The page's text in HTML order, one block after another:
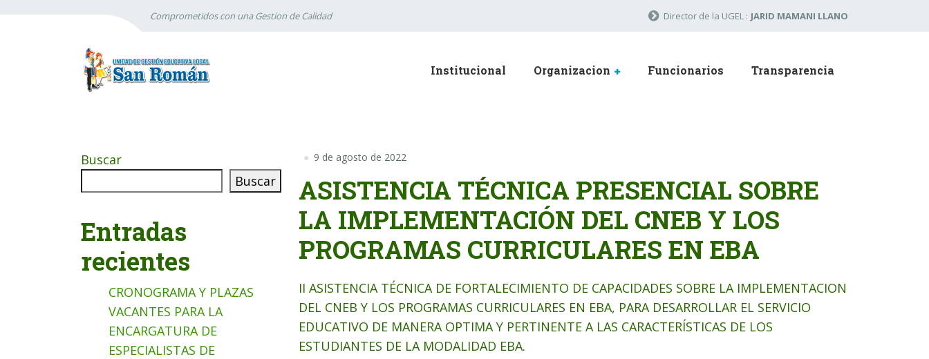
Comprometidos con una Gestion de Calidad Director de la UGEL : JARID MAMANI LLANO
Institucional Organizacion Funcionarios Transparencia
9 de agosto de 2022
ASISTENCIA TÉCNICA PRESENCIAL SOBRE
LA IMPLEMENTACIÓN DEL CNEB Y LOS
PROGRAMAS CURRICULARES EN EBA
II ASISTENCIA TÉCNICA DE FORTALECIMIENTO DE CAPACIDADES SOBRE LA IMPLEMENTACION
DEL CNEB Y LOS PROGRAMAS CURRICULARES EN EBA, PARA DESARROLLAR EL SERVICIO
EDUCATIVO DE MANERA OPTIMA Y PERTINENTE A LAS CARACTERÍSTICAS DE LOS
ESTUDIANTES DE LA MODALIDAD EBA.
Buscar
Buscar
Entradas
recientes
CRONOGRAMA Y PLAZAS
VACANTES PARA LA
ENCARGATURA DE
ESPECIALISTAS DE